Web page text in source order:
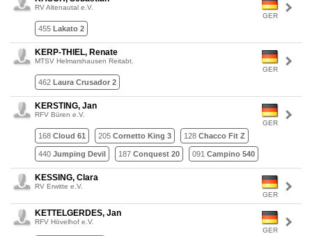
GER
RV Altenautal e.V.
455 Lakato 2
GER
KERP-THIEL, Renate
MTSV Helmarshausen Reitabt.
462 Laura Crusador 2
GER
KERSTING, Jan
RFV Büren e.V.
168 Cloud 61 205 Cornetto King 3 128 Chacco Fit Z
440 Jumping Devil 187 Conquest 20 091 Campino 540
GER
KESSING, Clara
RV Erwitte e.V.
GER
KETTELGERDES, Jan
RFV Hövelhof e.V.